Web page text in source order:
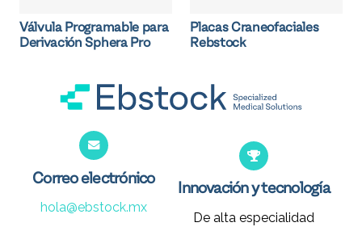
Válvula Programable para
Derivación Sphera Pro
Placas Craneofaciales
Rebstock
Correo electrónico
hola@ebstock.mx
Innovación y tecnología
De alta especialidad